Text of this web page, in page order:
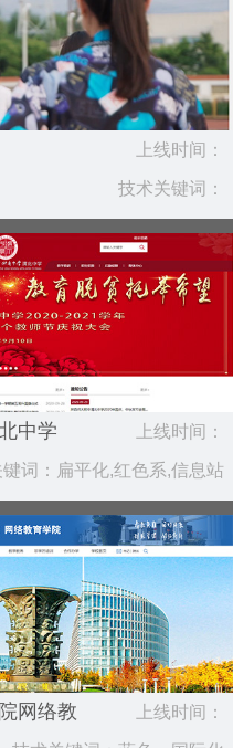
上线时间：
2021.07
技术关键词：
中学 上线时间：
2020.10
词：扁平化,红色系,信息站
网络教
上线时间：